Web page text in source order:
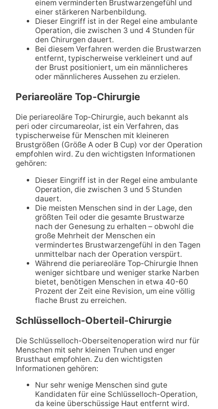
einem verminderten Brustwarzengefühl und
einer stärkeren Narbenbildung.
Dieser Eingriff ist in der Regel eine ambulante
Operation, die zwischen 3 und 4 Stunden für
den Chirurgen dauert.
Bei diesem Verfahren werden die Brustwarzen
entfernt, typischerweise verkleinert und auf
der Brust positioniert, um ein männlicheres
oder männlicheres Aussehen zu erzielen.
Periareoläre Top-Chirurgie
Die periareoläre Top-Chirurgie, auch bekannt als
peri oder circumareolar, ist ein Verfahren, das
typischerweise für Menschen mit kleineren
Brustgrößen (Größe A oder B Cup) vor der Operation
empfohlen wird. Zu den wichtigsten Informationen
gehören:
Dieser Eingriff ist in der Regel eine ambulante
Operation, die zwischen 3 und 5 Stunden
dauert.
Die meisten Menschen sind in der Lage, den
größten Teil oder die gesamte Brustwarze
nach der Genesung zu erhalten – obwohl die
große Mehrheit der Menschen ein
vermindertes Brustwarzengefühl in den Tagen
unmittelbar nach der Operation verspürt.
Während die periareoläre Top-Chirurgie Ihnen
weniger sichtbare und weniger starke Narben
bietet, benötigen Menschen in etwa 40-60
Prozent der Zeit eine Revision, um eine völlig
flache Brust zu erreichen.
Schlüsselloch-Oberteil-Chirurgie
Die Schlüsselloch-Oberseitenoperation wird nur für
Menschen mit sehr kleinen Truhen und enger
Brusthaut empfohlen. Zu den wichtigsten
Informationen gehören:
Nur sehr wenige Menschen sind gute
Kandidaten für eine Schlüsselloch-Operation,
da keine überschüssige Haut entfernt wird.